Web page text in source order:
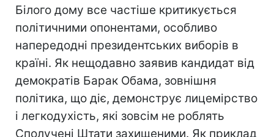
Білого дому все частіше критикується
політичними опонентами, особливо
напередодні президентських виборів в
країні. Як нещодавно заявив кандидат від
демократів Барак Обама, зовнішня
політика, що діє, демонструє лицемірство
і легкодухість, які зовсім не роблять
Сполучені Штати захищеними. Як приклад